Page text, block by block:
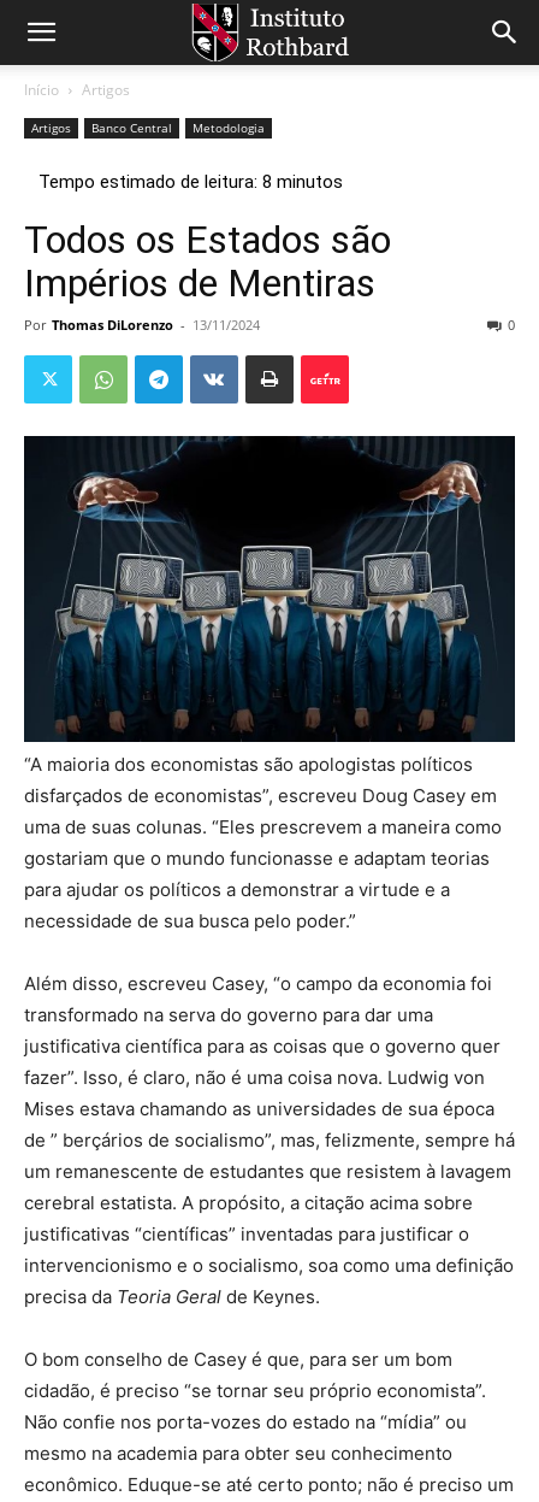
Início Artigos
Artigos Banco Central Metodologia
Todos os Estados são
Impérios de Mentiras
Por Thomas DiLorenzo - 13/11/2024 0
“A maioria dos economistas são apologistas políticos
disfarçados de economistas”, escreveu Doug Casey em
uma de suas colunas. “Eles prescrevem a maneira como
gostariam que o mundo funcionasse e adaptam teorias
para ajudar os políticos a demonstrar a virtude e a
necessidade de sua busca pelo poder.”
Além disso, escreveu Casey, “o campo da economia foi
transformado na serva do governo para dar uma
justificativa científica para as coisas que o governo quer
fazer”. Isso, é claro, não é uma coisa nova. Ludwig von
Mises estava chamando as universidades de sua época
de ” berçários de socialismo”, mas, felizmente, sempre há
um remanescente de estudantes que resistem à lavagem
cerebral estatista. A propósito, a citação acima sobre
justificativas “científicas” inventadas para justificar o
intervencionismo e o socialismo, soa como uma definição
precisa da Teoria Geral de Keynes.
O bom conselho de Casey é que, para ser um bom
cidadão, é preciso “se tornar seu próprio economista”.
Não confie nos porta-vozes do estado na “mídia” ou
mesmo na academia para obter seu conhecimento
econômico. Eduque-se até certo ponto; não é preciso um